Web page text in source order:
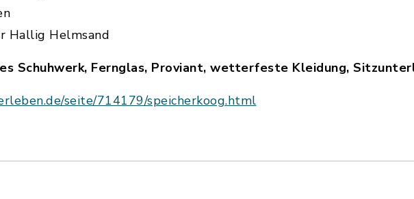
Hallig Helmsand
Schuhwerk, Fernglas, Proviant, wetterfeste Kleidung,
seite/714179/speicherkoog.html